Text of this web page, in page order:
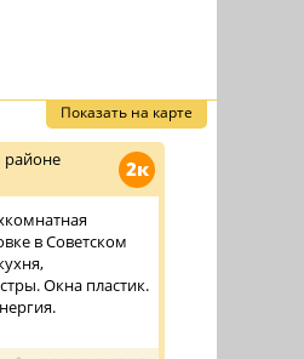
Показать на карте
2к
районе
в Советском
Окна пластик.